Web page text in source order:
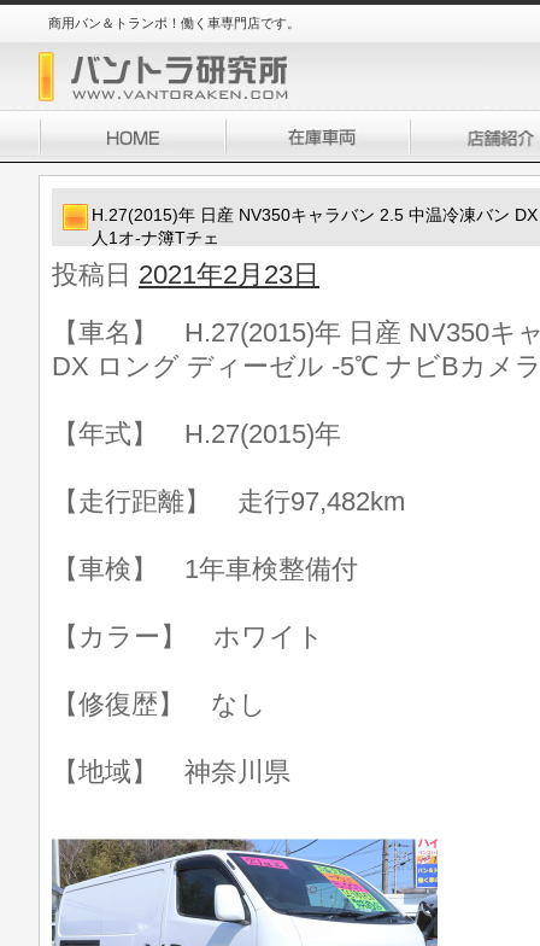
商用バン＆トランポ！働く車専門店です。
H.27(2015)年 日産 NV350キャラバン 2.5 中温冷凍バン
人1オ-ナ簿Tチェ
投稿日 2021年2月23日
【車名】 H.27(2015)年 日産 NV350キ
DX ロング ディーゼル -5℃ ナビBカメ
【年式】 H.27(2015)年
【走行距離】 走行97,482km
【車検】 1年車検整備付
【カラー】 ホワイト
【修復歴】 なし
【地域】 神奈川県